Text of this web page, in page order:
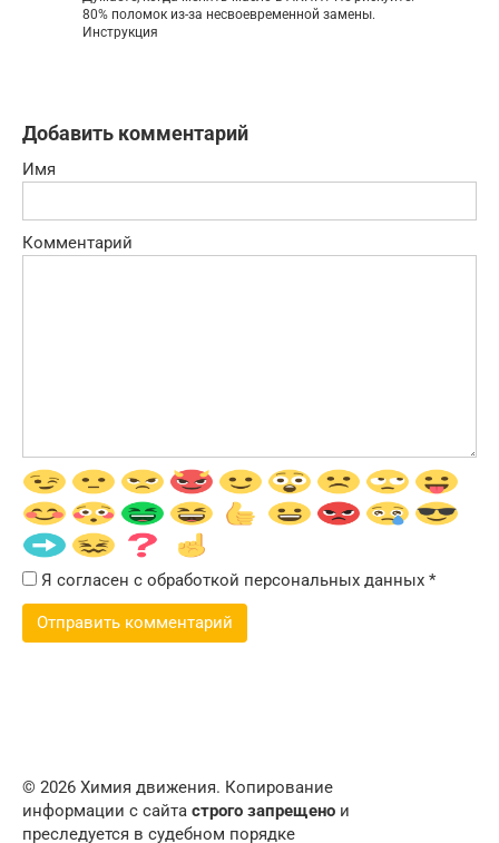
80% поломок из-за несвоевременной замены.
Инструкция
Добавить комментарий
Имя
Комментарий
Я согласен с обработкой персональных данных *
© 2026 Химия движения. Копирование
информации с сайта строго запрещено и
преследуется в судебном порядке